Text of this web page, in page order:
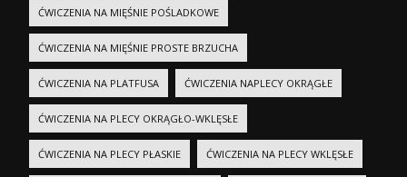
ĆWICZENIA NA MIĘŚNIE POŚLADKOWE
ĆWICZENIA NA MIĘŚNIE PROSTE BRZUCHA
ĆWICZENIA NA PLATFUSA ĆWICZENIA NAPLECY OKRĄGŁE
ĆWICZENIA NA PLECY OKRĄGŁO-WKLĘSŁE
ĆWICZENIA NA PLECY PŁASKIE ĆWICZENIA NA PLECY WKLĘSŁE